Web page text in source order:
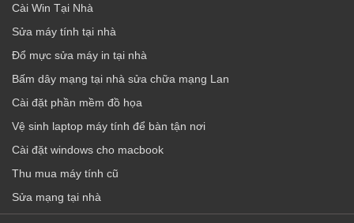
Cài Win Tại Nhà
Sửa máy tính tại nhà
Đổ mực sửa máy in tại nhà
Bấm dây mạng tại nhà sửa chữa mạng Lan
Cài đặt phần mềm đồ họa
Vệ sinh laptop máy tính để bàn tận nơi
Cài đặt windows cho macbook
Thu mua máy tính cũ
Sửa mạng tại nhà